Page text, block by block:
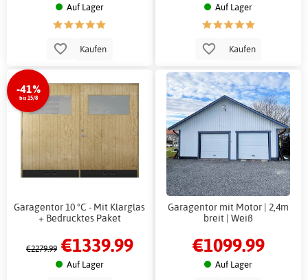
Auf Lager
Kaufen
Auf Lager
Kaufen
-41%
bis 15/8
Garagentor 10 °C - Mit Klarglas
+ Bedrucktes Paket
€2279.99 €1339.99
Auf Lager
Garagentor mit Motor | 2,4m
breit | Weiß
€1099.99
Auf Lager